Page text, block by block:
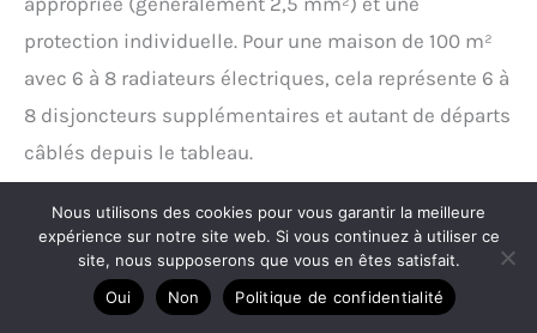
protection individuelle. Pour une maison de 100 m²
avec 6 à 8 radiateurs électriques, cela représente 6 à
8 disjoncteurs supplémentaires et autant de départs
câblés depuis le tableau.
Conséquence directe : le tableau doit être
dimensionné en conséquence. Un tableau standard
3-4 rangées peut suffire sans chauffage électrique ;
avec chauffage, on passe souvent à un tableau 4
Nous utilisons des cookies pour vous garantir la meilleure
expérience sur notre site web. Si vous continuez à utiliser ce
site, nous supposerons que vous en êtes satisfait.
Oui
Non Politique de confidentialité